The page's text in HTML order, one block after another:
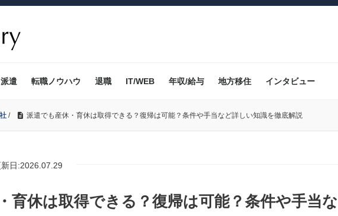
派遣 転職ノウハウ 退職 IT/WEB 年収/給与 地方移住 インタビュー
/ 派遣でも産休・育休は取得できる？復帰は可能？条件や手当など詳しい知識を徹底解説
日:2026.07.29
育休は取得できる？復帰は可能？条件や手当な